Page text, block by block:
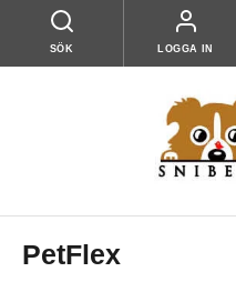
SÖK LOGGA IN
PetFlex